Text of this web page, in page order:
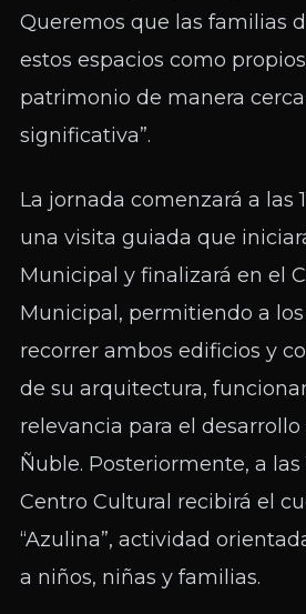
Queremos que las familias
estos espacios como
patrimonio de manera
significativa”.
La jornada comenzará a las
una visita guiada que
Municipal y finalizará en el
Municipal, permitiendo a
recorrer ambos edificios y
de su arquitectura,
relevancia para el
Ñuble. Posteriormente, a las
Centro Cultural recibirá el
“Azulina”, actividad
a niños, niñas y familias.